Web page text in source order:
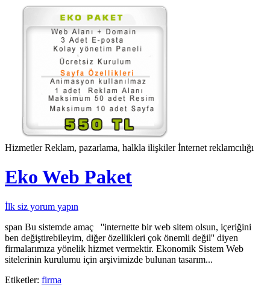
HizmetlerReklam, pazarlama, halkla ilişkilerİnternet reklamcılığı
Eko Web Paket
İlk siz yorum yapın
span Bu sistemde amaç ''internette bir web sitem olsun, içeriğini
ben değiştirebileyim, diğer özellikleri çok önemli değil'' diyen
firmalarımıza yönelik hizmet vermektir. Ekonomik Sistem Web
sitelerinin kurulumu için arşivimizde bulunan tasarım...
Etiketler: firma